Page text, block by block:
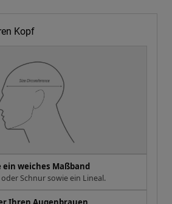
Kopf
ein weiches Maßband
Schnur sowie ein Lineal.